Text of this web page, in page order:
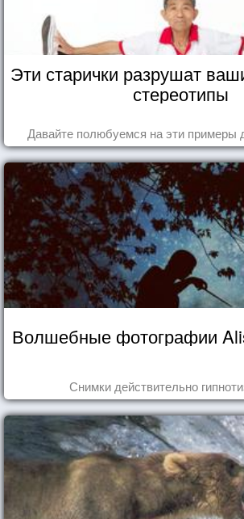
Эти старички разрушат
стереотипы
Давайте полюбуемся на эти примеры
Волшебные фотографии
Снимки действительно